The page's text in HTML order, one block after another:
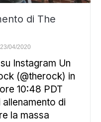
di The
23/04/2020
Instagram Un
(@therock) in
10:48 PDT
di
la massa